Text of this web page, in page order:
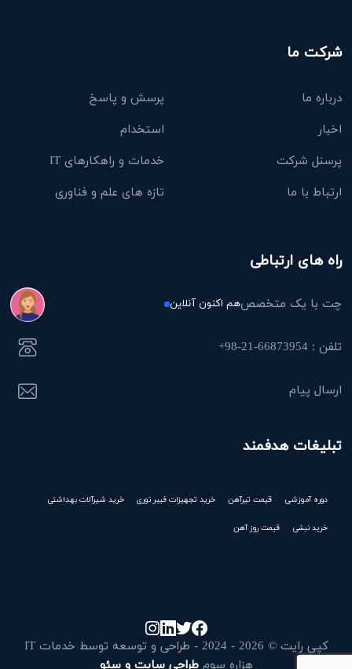
شرکت ما
درباره ما
پرسش و پاسخ
اخبار
استخدام
پرسنل شرکت
خدمات و راهکارهای IT
ارتباط با ما
تازه های علم و فناوری
راه های ارتباطی
چت با یک متخصصهم اکنون آنلاین
تلفن : 66873954-21-98+
ارسال پیام
تبلیغات هدفمند
دوره آموزشی قیمت تیرآهن خرید تجهیزات فیبر نوری خرید شیرآلات بهداشتی
خرید نبشی قیمت روز آهن
کپی رایت © 2026 - 2024 - طراحی و توسعه توسط خدمات IT
هزاره سومطراحی سایت و سئو